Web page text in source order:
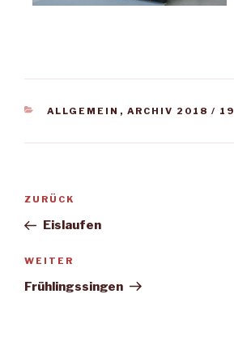
KATEGORIEN
ALLGEMEIN , ARCHIV 2018 / 19
Beitragsnavigation
Vorheriger
Beitrag
ZURÜCK
Eislaufen
Nächster
Beitrag
WEITER
Frühlingssingen